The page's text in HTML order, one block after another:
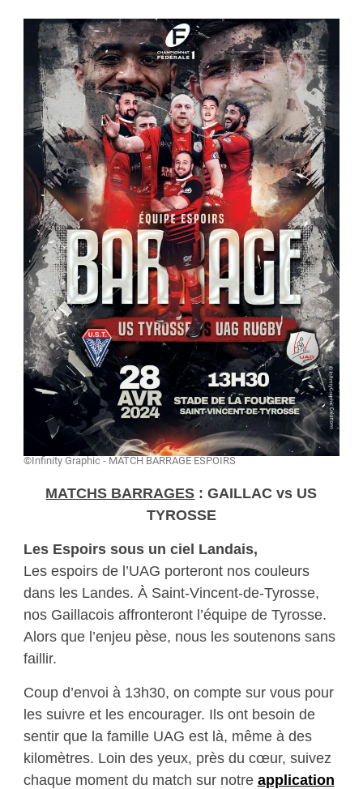
©Infinity Graphic - MATCH BARRAGE ESPOIRS
MATCHS BARRAGES : GAILLAC vs US
TYROSSE
Les Espoirs sous un ciel Landais,
Les espoirs de l’UAG porteront nos couleurs
dans les Landes. À Saint-Vincent-de-Tyrosse,
nos Gaillacois affronteront l’équipe de Tyrosse.
Alors que l’enjeu pèse, nous les soutenons sans
faillir.
Coup d’envoi à 13h30, on compte sur vous pour
les suivre et les encourager. Ils ont besoin de
sentir que la famille UAG est là, même à des
kilomètres. Loin des yeux, près du cœur, suivez
chaque moment du match sur notre application